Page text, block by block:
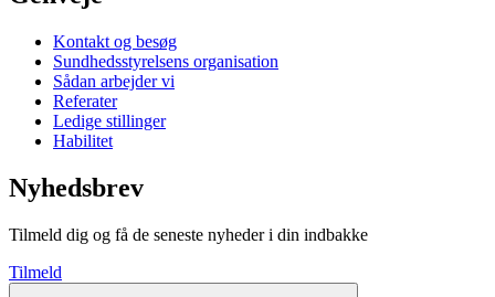
Kontakt og besøg
Sundhedsstyrelsens organisation
Sådan arbejder vi
Referater
Ledige stillinger
Habilitet
Nyhedsbrev
Tilmeld dig og få de seneste nyheder i din indbakke
Tilmeld